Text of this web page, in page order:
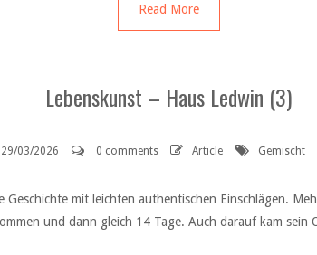
Read More
Lebenskunst – Haus Ledwin (3)
29/03/2026 0 comments Article Gemischt
mit leichten authentischen Einschlägen.
und dann gleich 14 Tage. Auch darauf kam sein